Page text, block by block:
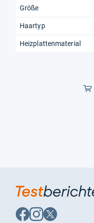
Größe
Haartyp
Heizplattenmaterial
Auf
Facebook
Auf
Instagram
Auf
X